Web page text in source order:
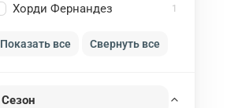
Хорди Фернандез 1
Показать все Свернуть все
Сезон